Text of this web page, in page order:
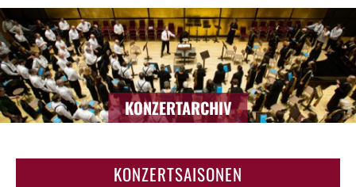
KONZERTARCHIV
KONZERTSAISONEN